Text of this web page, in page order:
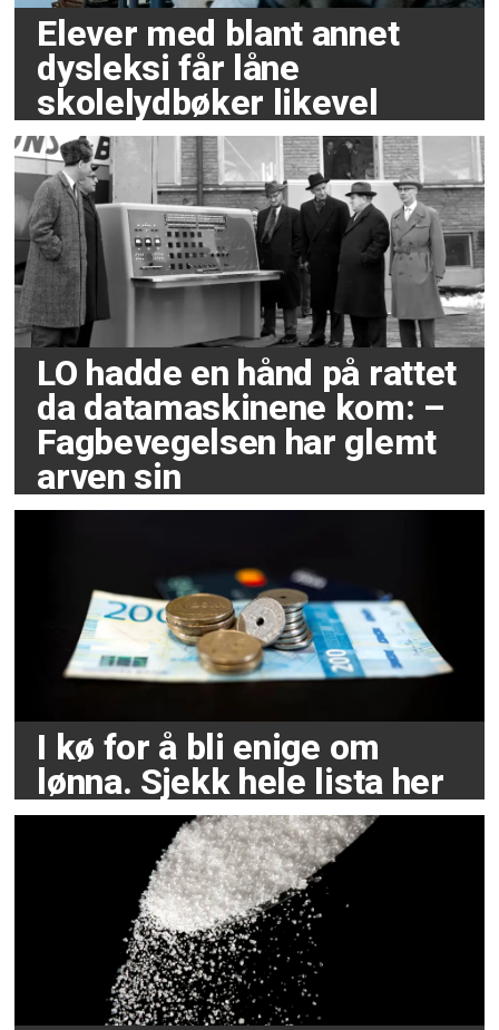
Elever med blant annet
dysleksi får låne
skolelydbøker likevel
LO hadde en hånd på rattet
da datamaskinene kom: –
Fagbevegelsen har glemt
arven sin
I kø for å bli enige om
lønna. Sjekk hele lista her